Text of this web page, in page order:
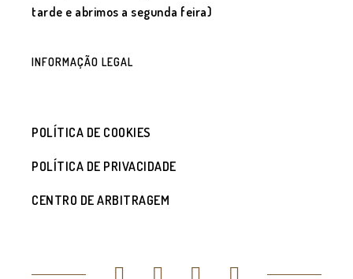
tarde e abrimos a segunda feira)
INFORMAÇÃO LEGAL
POLÍTICA DE COOKIES
POLÍTICA DE PRIVACIDADE
CENTRO DE ARBITRAGEM